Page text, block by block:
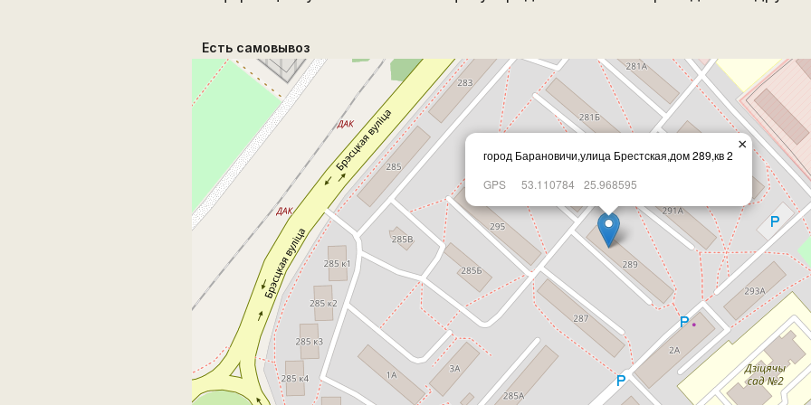
Есть самовывоз
город Барановичи,улица Брестская,дом 289,кв 2
GPS
53.110784 25.968595
×